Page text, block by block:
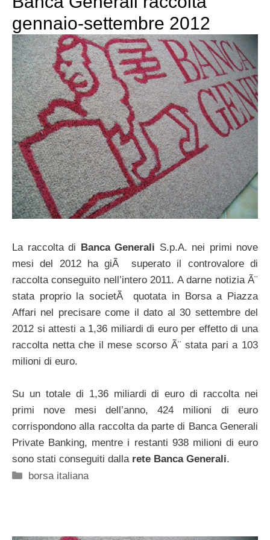
gennaio-settembre 2012
La raccolta di Banca Generali S.p.A. nei primi nove
mesi del 2012 ha giÃ superato il controvalore di
raccolta conseguito nell’intero 2011. A darne notizia Ã¨
stata proprio la societÃ quotata in Borsa a Piazza
Affari nel precisare come il dato al 30 settembre del
2012 si attesti a 1,36 miliardi di euro per effetto di una
raccolta netta che il mese scorso Ã¨ stata pari a 103
milioni di euro.
Su un totale di 1,36 miliardi di euro di raccolta nei
primi nove mesi dell’anno, 424 milioni di euro
corrispondono alla raccolta da parte di Banca Generali
Private Banking, mentre i restanti 938 milioni di euro
sono stati conseguiti dalla rete Banca Generali.
Categorie
borsa italiana